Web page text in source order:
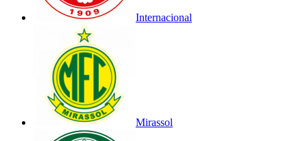
Internacional
Mirassol